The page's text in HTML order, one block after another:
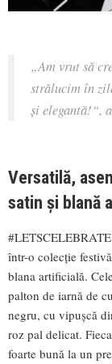
„Am vrut să
strălucim în
și elegantă!“,
Versatilă,
satin și blană
într-o colecție
blana artificială.
palton de iarnă de
negru, cu vipușcă
roz pal delicat.
foarte bună la un